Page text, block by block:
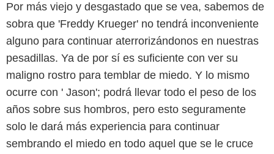
Por más viejo y desgastado que se vea, sabemos de
sobra que 'Freddy Krueger' no tendrá inconveniente
alguno para continuar aterrorizándonos en nuestras
pesadillas. Ya de por sí es suficiente con ver su
maligno rostro para temblar de miedo. Y lo mismo
ocurre con ' Jason'; podrá llevar todo el peso de los
años sobre sus hombros, pero esto seguramente
solo le dará más experiencia para continuar
sembrando el miedo en todo aquel que se le cruce
@the_ai_dreams